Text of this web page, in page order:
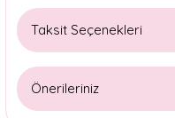
Taksit Seçenekleri
Önerileriniz